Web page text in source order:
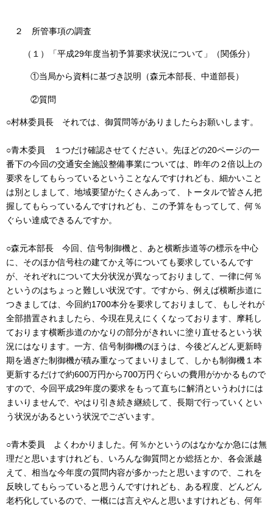
２ 所管事項の調査
（１）「平成29年度当初予算要求状況について」（関係分）
①当局から資料に基づき説明（森元本部長、中道部長）
②質問
○村林委員長 それでは、御質問等がありましたらお願いします。
○青木委員 １つだけ確認させてください。先ほどの20ページの一
番下の今回の交通安全施設整備事業については、昨年の２倍以上の
要求をしてもらっているということなんですけれども、細かいこと
は別としまして、地域要望がたくさんあって、トータルで皆さん把
握してもらっているんですけれども、この予算をもってして、何％
ぐらい達成できるんですか。
○森元本部長 今回、信号制御機と、あと横断歩道等の標示を中心
に、そのほか信号柱の建てかえ等についても要求しているんです
が、それぞれについて大分状況が異なっておりまして、一律に何％
というのはちょっと難しい状況です。ですから、例えば横断歩道に
つきましては、今回約1700本分を要求しておりまして、もしそれが
全部措置されましたら、今現在見えにくくなっております、摩耗し
ております横断歩道のかなりの部分がきれいに塗り直せるという状
況にはなります。一方、信号制御機のほうは、今後どんどん更新時
期を過ぎた制御機が積み重なってまいりまして、しかも制御機１本
更新するだけで約600万円から700万円ぐらいの費用がかかるもので
すので、今回平成29年度の要求をもって直ちに解消というわけには
まいりませんで、やはり引き続き継続して、長期で行っていくとい
う状況があるという状況でございます。
○青木委員 よくわかりました。何％かというのはなかなか急には無
理だと思いますけれども、いろんな御質問とか総括とか、各会派越
えて、相当な今年度の質問内容が多かったと思いますので、これを
反映してもらっていると思うんですけれども、ある程度、どんどん
老朽化しているので、一概には言えやんと思いますけれども、何年